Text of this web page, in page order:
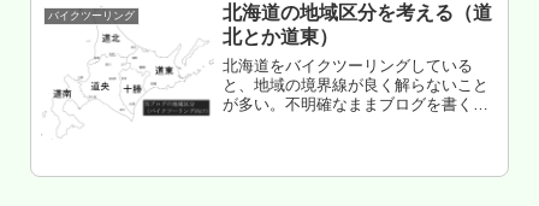
バイクツーリング
北海道の地域区分を考える（道
北とか道東）
北海道をバイクツーリングしている
と、地域の境界線が良く解らないこと
が多い。不明確なままブログを書くと
のは観光関連 勝手に区分した北海道...